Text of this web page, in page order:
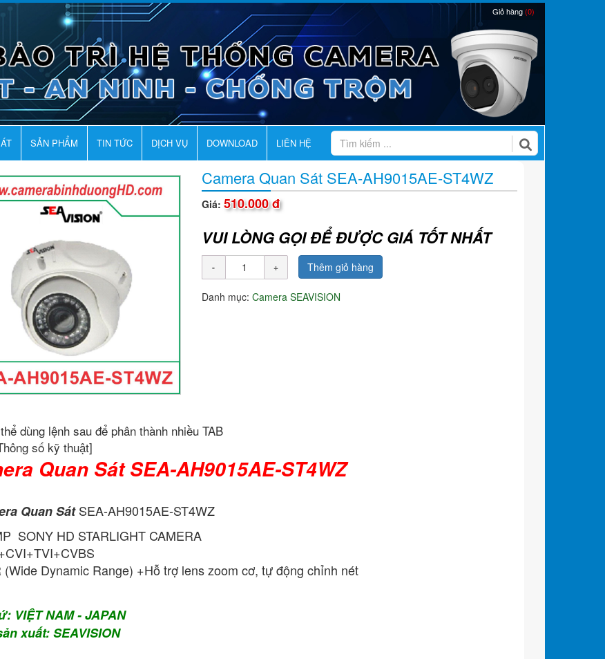
Giỏ hàng(0)
SẢN PHẨM TIN TỨC DỊCH VỤ DOWNLOAD LIÊN HỆ
Camera Quan Sát SEA-AH9015AE-ST4WZ
Giá: 510.000 đ
VUI LÒNG GỌI ĐỂ ĐƯỢC GIÁ TỐT NHẤT
Thêm giỏ hàng
Danh mục: Camera SEAVISION
dùng lệnh sau để phân thành nhiều TAB
số kỹ thuật]
Quan Sát SEA-AH9015AE-ST4WZ
Quan SátSEA-AH9015AE-ST4WZ
SONY HD STARLIGHT CAMERA
(Wide Dynamic Range) +Hỗ trợ lens zoom cơ, tự động chỉnh nét
VIỆT NAM - JAPAN
xuất: SEAVISION